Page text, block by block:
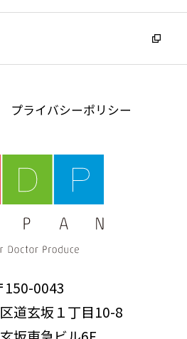
プライバシーポリシー
150-0043
道玄坂１丁目10-8